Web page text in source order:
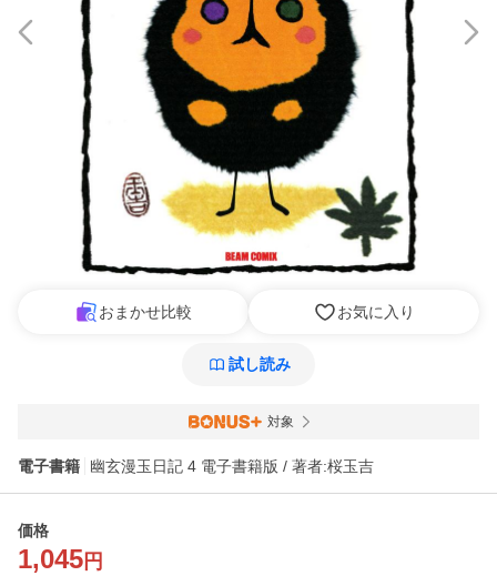
おまかせ比較 お気に入り
試し読み
対象
電子書籍 幽玄漫玉日記 4 電子書籍版 / 著者:桜玉吉
価格
1,045 円